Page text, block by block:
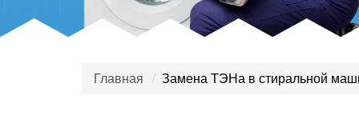
Главная Замена ТЭНа в стиральной